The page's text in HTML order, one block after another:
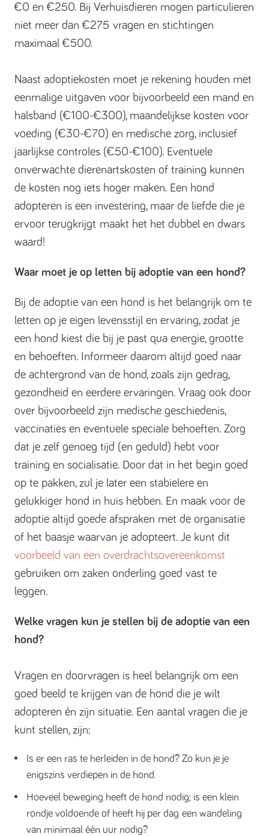
€0 en €250. Bij Verhuisdieren mogen particulieren
niet meer dan €275 vragen en stichtingen
maximaal €500.
Naast adoptiekosten moet je rekening houden met
eenmalige uitgaven voor bijvoorbeeld een mand en
halsband (€100-€300), maandelijkse kosten voor
voeding (€30-€70) en medische zorg, inclusief
jaarlijkse controles (€50-€100). Eventuele
onverwachte dierenartskosten of training kunnen
de kosten nog iets hoger maken. Een hond
adopteren is een investering, maar de liefde die je
ervoor terugkrijgt maakt het het dubbel en dwars
waard!
Waar moet je op letten bij adoptie van een hond?
Bij de adoptie van een hond is het belangrijk om te
letten op je eigen levensstijl en ervaring, zodat je
een hond kiest die bij je past qua energie, grootte
en behoeften. Informeer daarom altijd goed naar
de achtergrond van de hond, zoals zijn gedrag,
gezondheid en eerdere ervaringen. Vraag ook door
over bijvoorbeeld zijn medische geschiedenis,
vaccinaties en eventuele speciale behoeften. Zorg
dat je zelf genoeg tijd (en geduld) hebt voor
training en socialisatie. Door dat in het begin goed
op te pakken, zul je later een stabielere en
gelukkiger hond in huis hebben. En maak voor de
adoptie altijd goede afspraken met de organisatie
of het baasje waarvan je adopteert. Je kunt dit
voorbeeld van een overdrachtsovereenkomst
gebruiken om zaken onderling goed vast te
leggen.
Welke vragen kun je stellen bij de adoptie van een
hond?
Vragen en doorvragen is heel belangrijk om een
goed beeld te krijgen van de hond die je wilt
adopteren én zijn situatie. Een aantal vragen die je
kunt stellen, zijn:
Is er een ras te herleiden in de hond? Zo kun je je
enigszins verdiepen in de hond.
Hoeveel beweging heeft de hond nodig; is een klein
rondje voldoende of heeft hij per dag een wandeling
van minimaal één uur nodig?